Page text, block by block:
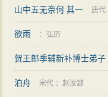
山中五无奈何 其一 唐代
欲雨 ： 弘历
贺王郎季辅新补博士弟子
泊舟 宋代 ：赵汝鐩